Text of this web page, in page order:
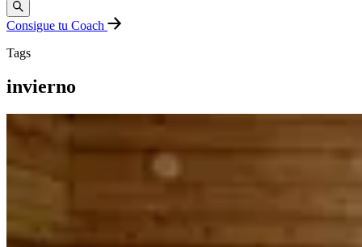
Consigue tu Coach
Tags
invierno